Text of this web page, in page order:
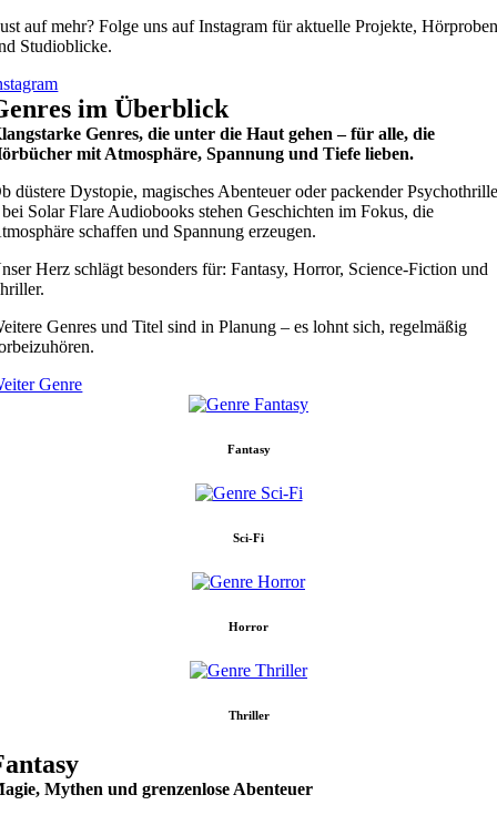
auf mehr? Folge uns auf Instagram für aktuelle Projekte,
Studioblicke.
im Überblick
Genres, die unter die Haut gehen – für alle, die
mit Atmosphäre, Spannung und Tiefe lieben.
düstere Dystopie, magisches Abenteuer oder packender
Solar Flare Audiobooks stehen Geschichten im Fokus, die
schaffen und Spannung erzeugen.
Herz schlägt besonders für: Fantasy, Horror, Science-Fiction und
Genres und Titel sind in Planung – es lohnt sich, regelmäßig
Genre
Fantasy
Sci-Fi
Horror
Thriller
Mythen und grenzenlose Abenteuer